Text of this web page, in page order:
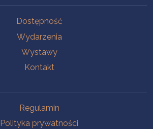
Dostępność
Wydarzenia
Wystawy
Kontakt
Regulamin
Polityka prywatności